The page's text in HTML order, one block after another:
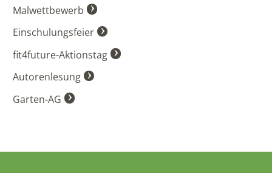
Malwettbewerb
Einschulungsfeier
fit4future-Aktionstag
Autorenlesung
Garten-AG